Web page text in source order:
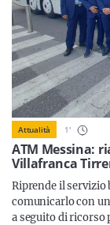
Sport
Sicilia
Servizi
ATM Messina:
Villafranca
Attualità 1'
Riprende il servizio
comunicarlo con
a seguito di ricorso